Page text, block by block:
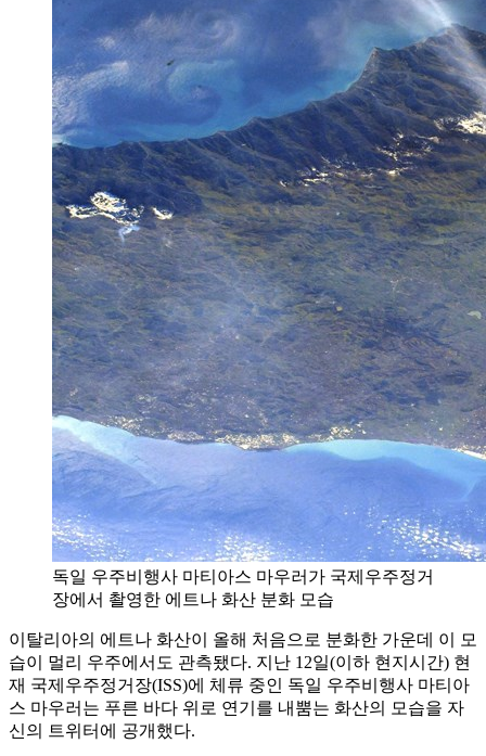
독일 우주비행사 마티아스 마우러가 국제우주정거
장에서 촬영한 에트나 화산 분화 모습
이탈리아의 에트나 화산이 올해 처음으로 분화한 가운데 이 모
습이 멀리 우주에서도 관측됐다. 지난 12일(이하 현지시간) 현
재 국제우주정거장(ISS)에 체류 중인 독일 우주비행사 마티아
스 마우러는 푸른 바다 위로 연기를 내뿜는 화산의 모습을 자
신의 트위터에 공개했다.